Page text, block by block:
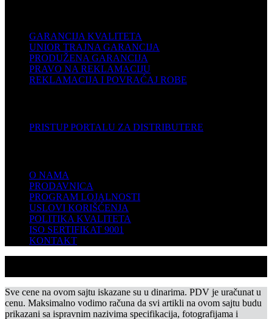
GARANCIJA KVALITETA
UNIOR TRAJNA GARANCIJA
PRODUŽENA GARANCIJA
PRAVO NA REKLAMACIJU
REKLAMACIJA I POVRAĆAJ ROBE
PRISTUP PORTALU ZA DISTRIBUTERE
O NAMA
PRODAVNICA
PROGRAM LOJALNOSTI
USLOVI KORIŠĆENJA
POLITIKA KVALITETA
ISO SERTIFIKAT 9001
KONTAKT
Sve cene na ovom sajtu iskazane su u dinarima. PDV je uračunat u
cenu. Maksimalno vodimo računa da svi artikli na ovom sajtu budu
prikazani sa ispravnim nazivima specifikacija, fotografijama i